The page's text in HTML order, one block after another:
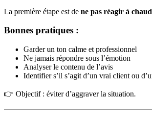
La première étape est de ne pas réagir à chaud
Bonnes pratiques :
Garder un ton calme et professionnel
Ne jamais répondre sous l’émotion
Analyser le contenu de l’avis
Identifier s’il s’agit d’un vrai client ou
👉 Objectif : éviter d’aggraver la situation.